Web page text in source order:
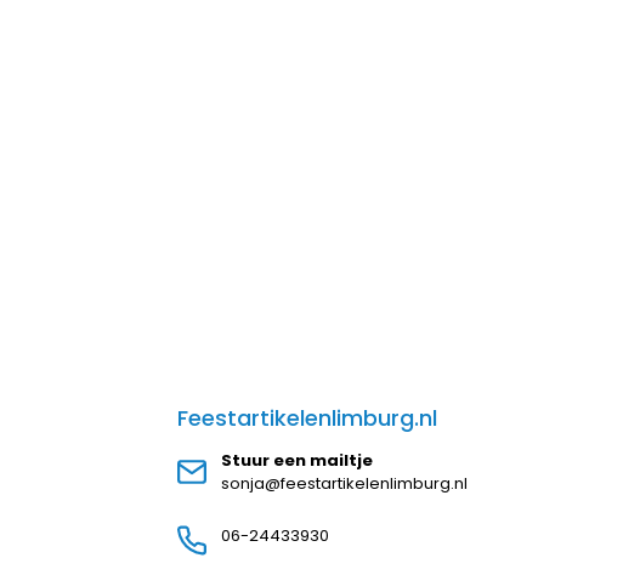
Feestartikelenlimburg.nl
Stuur een mailtje
sonja@feestartikelenlimburg.nl
06-24433930